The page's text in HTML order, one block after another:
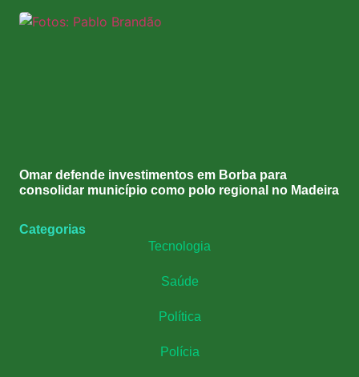
Omar defende investimentos em Borba para
consolidar município como polo regional no Madeira
Categorias
Tecnologia
Saúde
Política
Polícia